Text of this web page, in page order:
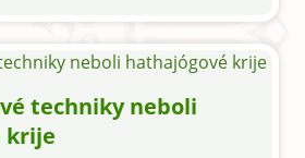
techniky neboli
krije